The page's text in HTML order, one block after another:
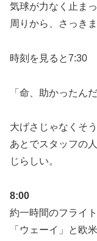
気球が力なく止まっ
周りから、さっき
時刻を見ると7:30
「命、助かったん
大げさじゃなくそう
あとでスタッフの
じらしい。
8:00
約一時間のフライ
「ウェーイ」と欧